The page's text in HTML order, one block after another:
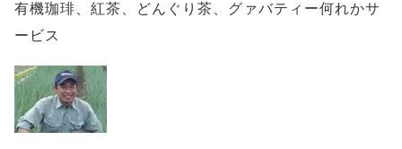
有機珈琲、紅茶、どんぐり茶、グァバティー何れかサ
ービス